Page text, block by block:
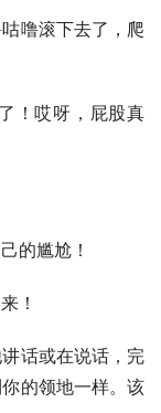
噜滚下去了，爬
！哎呀，屁股真
的尴尬！
！
话或在说话，完
的领地一样。该